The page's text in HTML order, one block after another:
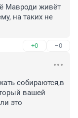
Мавроди живёт
на таких не
+0 –0
собираются,в
вашей
это